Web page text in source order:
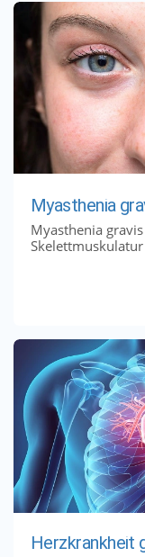
Myasthenia
Myasthenia
Herzkrankheit